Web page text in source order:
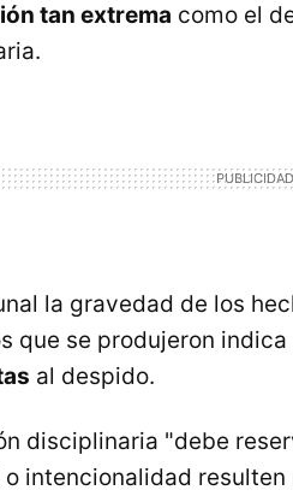
tan extrema como el
la gravedad de los
que se produjeron
al despido.
disciplinaria "debe
intencionalidad